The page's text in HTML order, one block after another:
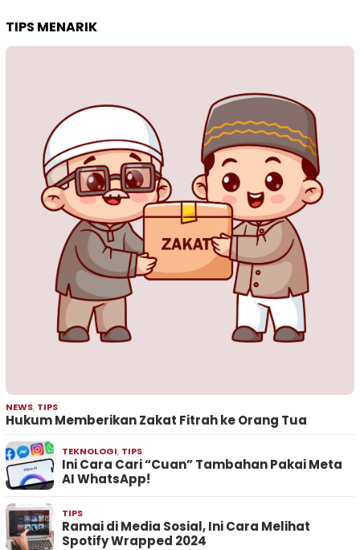
TIPS MENARIK
NEWS, TIPS
Hukum Memberikan Zakat Fitrah ke Orang Tua
TEKNOLOGI, TIPS
Ini Cara Cari “Cuan” Tambahan Pakai Meta
AI WhatsApp!
TIPS
Ramai di Media Sosial, Ini Cara Melihat
Spotify Wrapped 2024